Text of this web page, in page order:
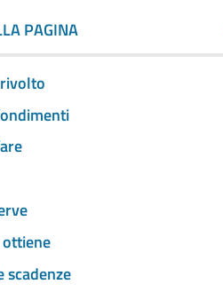
PAGINA
ottiene
scadenze